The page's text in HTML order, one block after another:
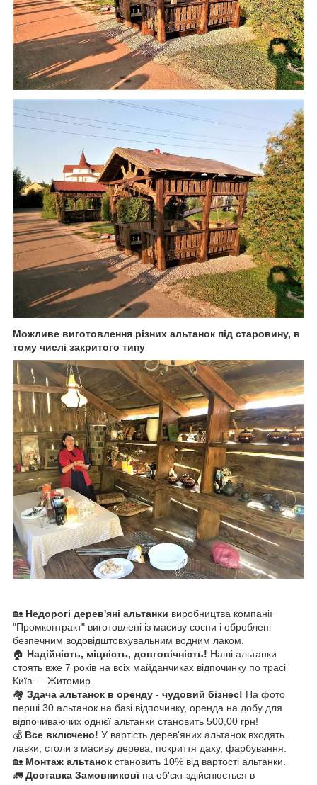
Можливе виготовлення різних альтанок під старовину, в
тому числі закритого типу
🏡 Недорогі дерев'яні альтанки виробництва компанії
"Промконтракт" виготовлені із масиву сосни і оброблені
безпечним водовідштовхувальним водним лаком.
🏠 Надійність, міцність, довговічність! Наші альтанки
стоять вже 7 років на всіх майданчиках відпочинку по трасі
Київ ― Житомир.
🏘️ Здача альтанок в оренду - чудовий бізнес! На фото
перші 30 альтанок на базі відпочинку, оренда на добу для
відпочиваючих однієї альтанки становить 500,00 грн!
💰 Все включено! У вартість дерев'яних альтанок входять
лавки, столи з масиву дерева, покриття даху, фарбування.
🏡 Монтаж альтанок становить 10% від вартості альтанки.
🚛 Доставка Замовникові на об'єкт здійснюється в